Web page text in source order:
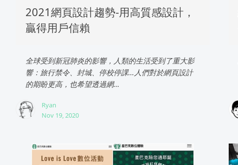
2021網頁設計趨勢-用高質感設計，
贏得用戶信賴
全球受到新冠肺炎的影響，人類的生活受到了重大影
響：旅行禁令、封城、停校停課...人們對於網頁設計
的期盼更高，也希望透過網...
Ryan
Nov 19, 2020